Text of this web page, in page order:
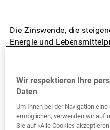
Die Zinswende, die
Energie und
Krieg in der Ukraine
Inflationserwartungen für
immer noch zu
Leiter Asset Allocation
(UBP), im Gespräch mit
Wir respektieren Ihre
Daten
Um Ihnen bei der Navigation
ermöglichen, verwenden wir auf
Sie auf «Alle Cookies